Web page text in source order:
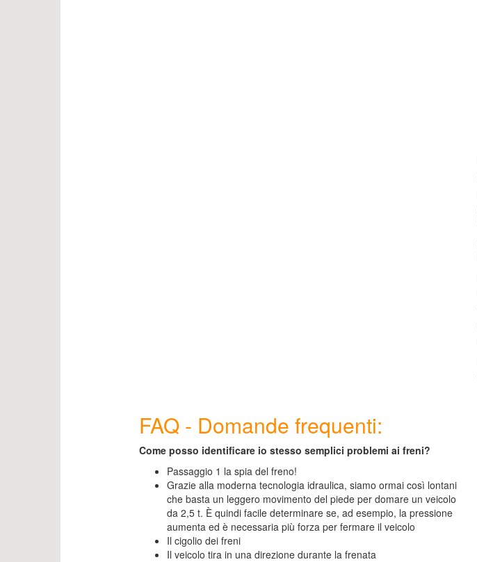
FAQ - Domande frequenti:
Come posso identificare io stesso semplici problemi ai freni?
Passaggio 1 la spia del freno!
Grazie alla moderna tecnologia idraulica, siamo ormai così lontani
che basta un leggero movimento del piede per domare un veicolo
da 2,5 t. È quindi facile determinare se, ad esempio, la pressione
aumenta ed è necessaria più forza per fermare il veicolo
Il cigolio dei freni
Il veicolo tira in una direzione durante la frenata